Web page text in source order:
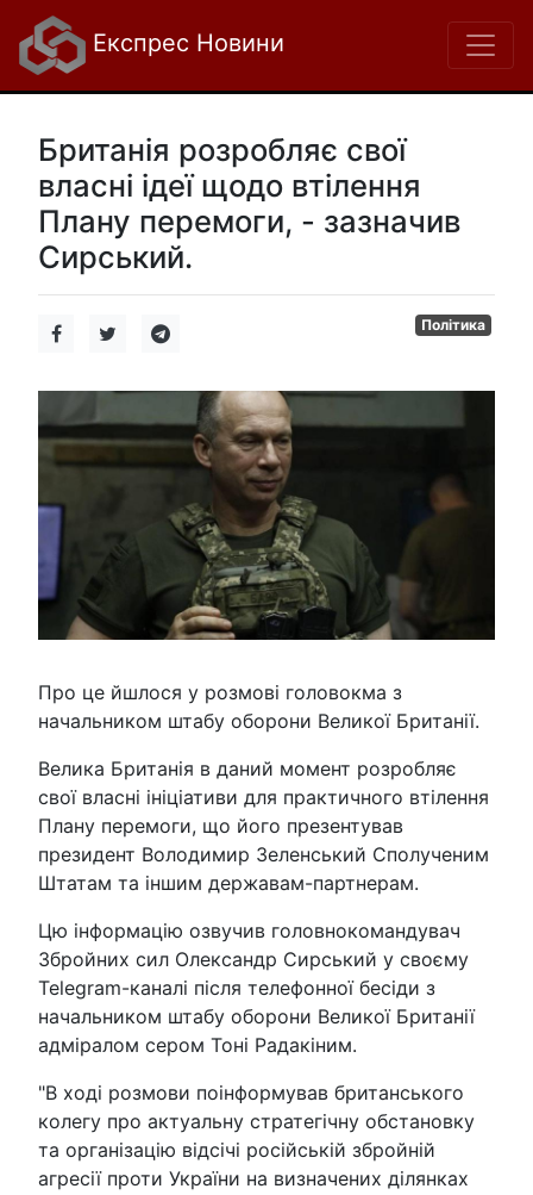
Експрес Новини
Британія розробляє свої
власні ідеї щодо втілення
Плану перемоги, - зазначив
Сирський.
Політика
Про це йшлося у розмові головокма з
начальником штабу оборони Великої Британії.
Велика Британія в даний момент розробляє
свої власні ініціативи для практичного втілення
Плану перемоги, що його презентував
президент Володимир Зеленський Сполученим
Штатам та іншим державам-партнерам.
Цю інформацію озвучив головнокомандувач
Збройних сил Олександр Сирський у своєму
Telegram-каналі після телефонної бесіди з
начальником штабу оборони Великої Британії
адміралом сером Тоні Радакіним.
"В ході розмови поінформував британського
колегу про актуальну стратегічну обстановку
та організацію відсічі російській збройній
агресії проти України на визначених ділянках